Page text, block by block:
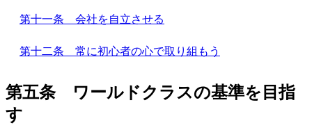
第十一条 会社を自立させる
第十二条 常に初心者の心で取り組もう
第五条 ワールドクラスの基準を目指
す